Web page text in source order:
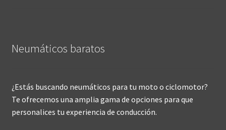
Neumáticos baratos
¿Estás buscando neumáticos para tu moto o ciclomotor?
Te ofrecemos una amplia gama de opciones para que
personalices tu experiencia de conducción.